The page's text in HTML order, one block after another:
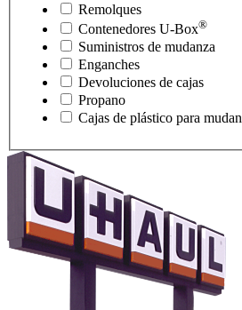
Remolques
Contenedores U-Box®
Suministros de mudanza
Enganches
Devoluciones de cajas
Propano
Cajas de plástico para